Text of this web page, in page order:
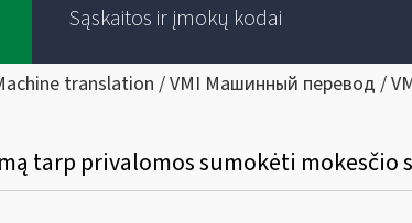
Sąskaitos ir įmokų kodai
translation / VMI Машинный перевод /